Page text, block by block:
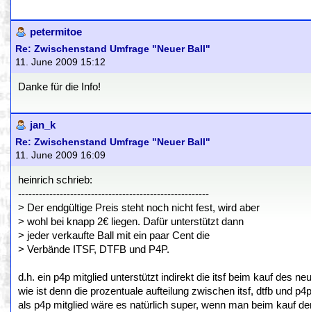
petermitoe
Re: Zwischenstand Umfrage "Neuer Ball"
11. June 2009 15:12
Danke für die Info!
jan_k
Re: Zwischenstand Umfrage "Neuer Ball"
11. June 2009 16:09
heinrich schrieb:
-------------------------------------------------------
> Der endgültige Preis steht noch nicht fest, wird aber
> wohl bei knapp 2€ liegen. Dafür unterstützt dann
> jeder verkaufte Ball mit ein paar Cent die
> Verbände ITSF, DTFB und P4P.
d.h. ein p4p mitglied unterstützt indirekt die itsf beim kauf des
wie ist denn die prozentuale aufteilung zwischen itsf, dtfb und
als p4p mitglied wäre es natürlich super, wenn man beim kauf